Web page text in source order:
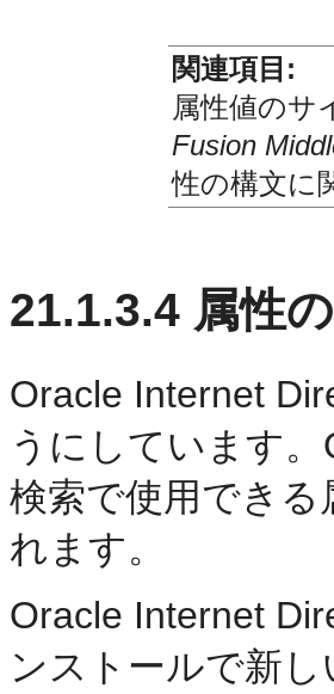
関連項目:
属性値のサ
Fusion
性の構文に
21.1.3.4 属性
Oracle Internet
うにしています
検索で使用でき
れます。
Oracle Internet
ンストールで新